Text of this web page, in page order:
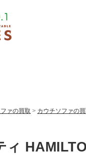
ァの買取 > カウチソファの
ィ